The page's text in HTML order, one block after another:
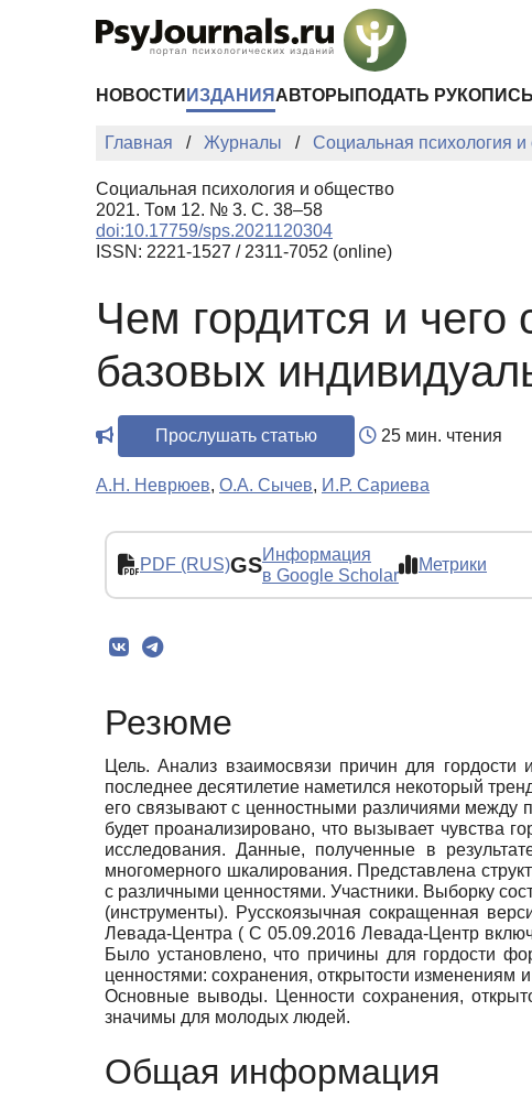
НОВОСТИ ИЗДАНИЯ АВТОРЫ ПОДАТЬ РУКОПИСЬ
Главная Журналы Социальная психология
Социальная психология и общество
2021. Том 12. № 3. С. 38–58
doi:10.17759/sps.2021120304
ISSN: 2221-1527 / 2311-7052 (online)
Чем гордится и
базовых
Прослушать статью 25 мин. чтения
А.Н. Неврюев, О.А. Сычев, И.Р. Сариева
PDF (RUS)GSИнформация
в Google Scholar
Метрики
Резюме
Цель. Анализ взаимосвязи причин для
последнее десятилетие наметился некоторый
его связывают с ценностными различиями между
будет проанализировано, что вызывает чувства
исследования. Данные, полученные в
многомерного шкалирования. Представлена
с различными ценностями. Участники. Выборку
(инструменты). Русскоязычная сокращенная
Левада-Центра ( С 05.09.2016 Левада-Центр
Было установлено, что причины для гордости
ценностями: сохранения, открытости изменениям
Основные выводы. Ценности сохранения,
значимы для молодых людей.
Общая информация